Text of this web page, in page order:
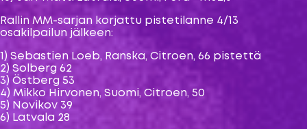
Rallin MM-sarjan korjattu pistetilanne 4/13
osakilpailun jälkeen:
1) Sebastien Loeb, Ranska, Citroen, 66 pistettä
2) Solberg 62
3) Östberg 53
4) Mikko Hirvonen, Suomi, Citroen, 50
5) Novikov 39
6) Latvala 28